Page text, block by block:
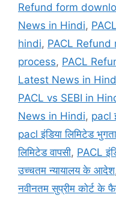
Refund form
News in Hindi,
hindi, PACL
process, PACL
Latest News in
PACL vs SEBI in
News in Hindi, pacl
pacl इंडिया लिमिटेड
लिमिटेड वापसी, PACL
उच्चतम न्यायालय के आदेश
नवीनतम सुप्रीम कोर्ट के